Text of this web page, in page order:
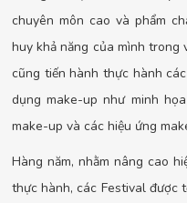
chuyên môn cao và phẩm
huy khả năng của mình trong
cũng tiến hành thực hành
dụng make-up như minh
make-up và các hiệu ứng
Hàng năm, nhằm nâng cao
thực hành, các Festival được